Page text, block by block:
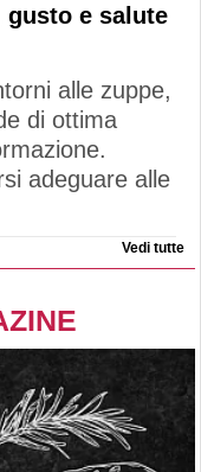
e salute
alle zuppe,
di ottima
adeguare alle
Vedi tutte